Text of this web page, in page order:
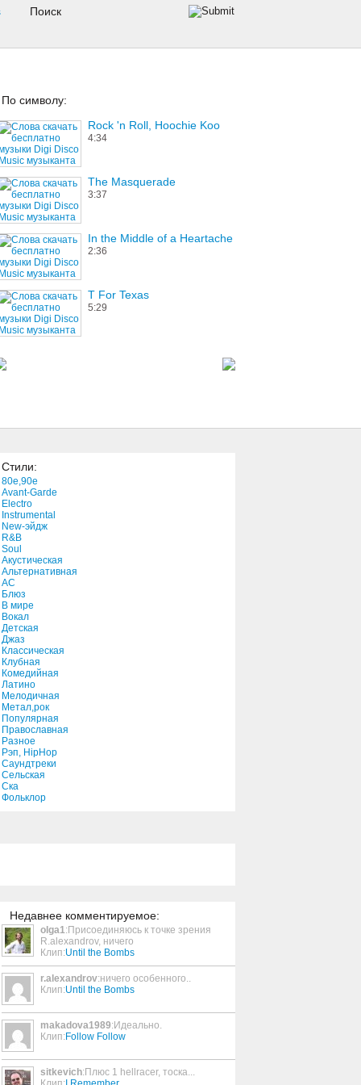
По символу:
Rock 'n Roll, Hoochie Koo
4:34
The Masquerade
3:37
In the Middle of a Heartache
2:36
T For Texas
5:29
4:30
Zion
3:47
The Future
4:54
Strings Of Love
4:59
Стили:
80e,90e
Avant-Garde
Electro
Instrumental
New-эйдж
R&B
Soul
Акустическая
Альтернативная
АС
Блюз
В мире
Вокал
Детская
Джаз
Классическая
Клубная
Комедийная
Латино
Мелодичная
Метал,рок
Популярная
Православная
Разное
Рэп, HipHop
Саундтреки
Сельская
Ска
Фольклор
Недавнее комментируемое:
olga1:Присоединяюсь к точке зрения
R.alexandrov, ничего
Клип:Until the Bombs
r.alexandrov:ничего особенного..
Клип:Until the Bombs
makadova1989:Идеально.
Клип: Follow Follow
sitkevich:Плюс 1 hellracer, тоска...